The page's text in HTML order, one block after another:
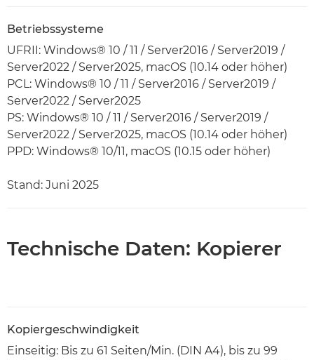
Betriebssysteme
UFRII: Windows® 10 / 11 / Server2016 / Server2019 /
Server2022 / Server2025, macOS (10.14 oder höher)
PCL: Windows® 10 / 11 / Server2016 / Server2019 /
Server2022 / Server2025
PS: Windows® 10 / 11 / Server2016 / Server2019 /
Server2022 / Server2025, macOS (10.14 oder höher)
PPD: Windows® 10/11, macOS (10.15 oder höher)
Stand: Juni 2025
Technische Daten: Kopierer
Kopiergeschwindigkeit
Einseitig: Bis zu 61 Seiten/Min. (DIN A4), bis zu 99